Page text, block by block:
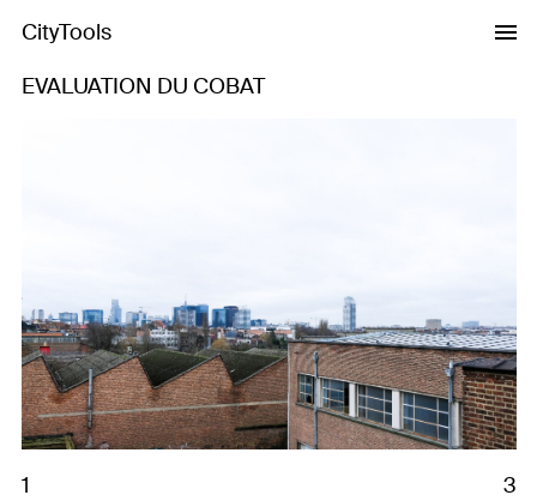
CityTools
EVALUATION DU COBAT
1 3